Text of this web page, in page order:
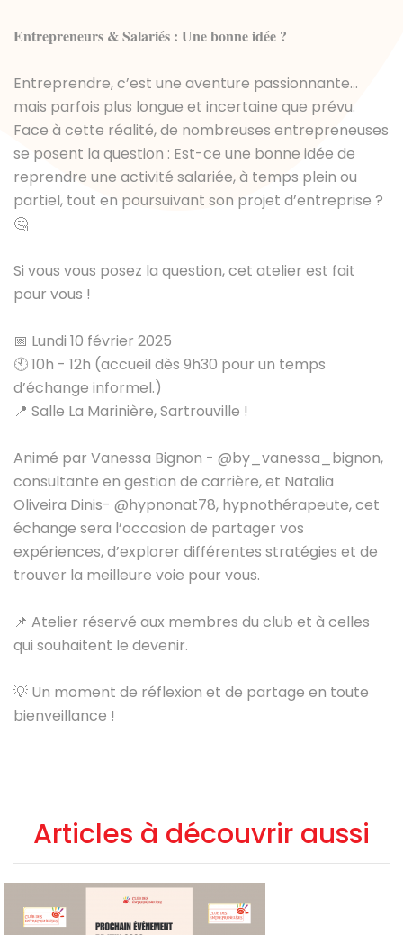
Entrepreneurs & Salariés : Une bonne idée ?
Entreprendre, c’est une aventure passionnante…
mais parfois plus longue et incertaine que prévu.
Face à cette réalité, de nombreuses entrepreneuses
se posent la question : Est-ce une bonne idée de
reprendre une activité salariée, à temps plein ou
partiel, tout en poursuivant son projet d’entreprise ?
🤔
Si vous vous posez la question, cet atelier est fait
pour vous !
📅 Lundi 10 février 2025
🕙 10h - 12h (accueil dès 9h30 pour un temps
d’échange informel.)
📍 Salle La Marinière, Sartrouville !
Animé par Vanessa Bignon - @by_vanessa_bignon,
consultante en gestion de carrière, et Natalia
Oliveira Dinis- @hypnonat78, hypnothérapeute, cet
échange sera l’occasion de partager vos
expériences, d’explorer différentes stratégies et de
trouver la meilleure voie pour vous.
📌 Atelier réservé aux membres du club et à celles
qui souhaitent le devenir.
💡 Un moment de réflexion et de partage en toute
bienveillance !
Articles à découvrir aussi